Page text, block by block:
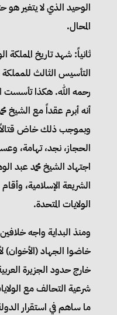
الوحيد الذي لا يتغير هو
المحال.
ثانياً: شهد تاريخ
التأسيس الثالث
أنه أبرم عقداً مع الشيخ
وبموجب ذلك خاض قتالاً
الحجاز، نجد، تهامة،
اجتهاد الشيخ محمد عبد
الشريعة الإسلامية،
الولايات المتحدة.
ومنذ البداية واجه
خاضوا الجهاد
خارج حدود الجزيرة
شرعية التحالف مع
ما ساهم في استقرار